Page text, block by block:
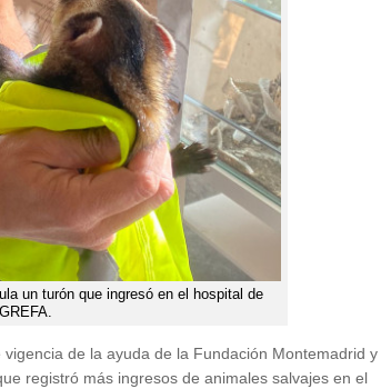
un turón que ingresó en el hospital de
de la ayuda de la Fundación Montemadrid y
registró más ingresos de animales salvajes en el